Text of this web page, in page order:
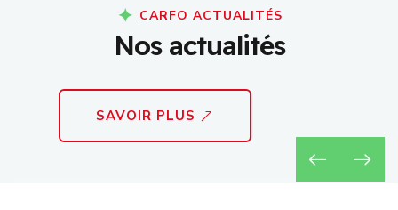
CARFO ACTUALITÉS
Nos actualités
SAVOIR PLUS